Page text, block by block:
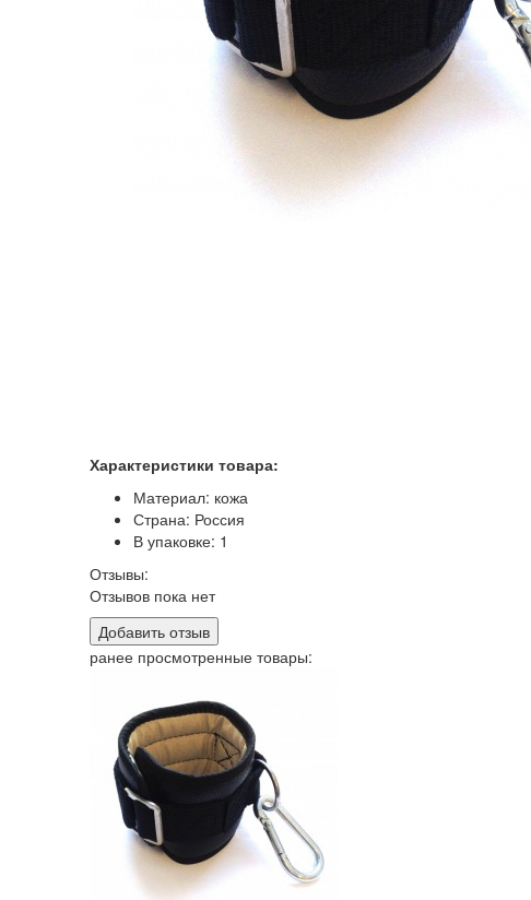
Характеристики товара:
Материал: кожа
Страна: Россия
В упаковке: 1
Отзывы:
Отзывов пока нет
Добавить отзыв
ранее просмотренные товары: